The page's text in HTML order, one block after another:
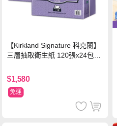
【Kirkland Signature 科克蘭】
三層抽取衛生紙 120張x24包x3
$1,580
免運